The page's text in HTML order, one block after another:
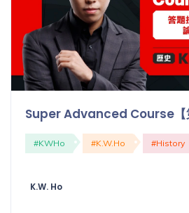
Super Advanced Course【
#KWHo #K.W.Ho #History
K.W. Ho